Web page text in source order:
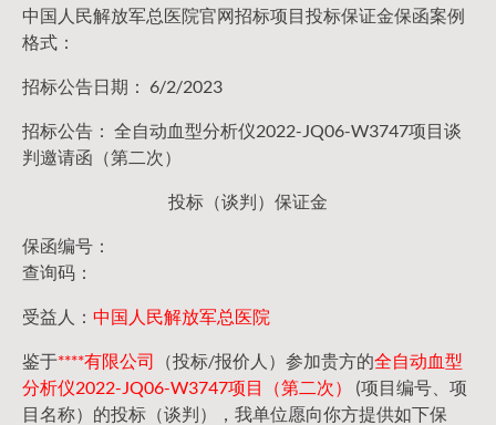
中国人民解放军总医院官网招标项目投标保证金保函案例
格式：
招标公告日期： 6/2/2023
招标公告： 全自动血型分析仪2022-JQ06-W3747项目谈
判邀请函（第二次）
投标（谈判）保证金
保函编号：
查询码：
受益人： 中国人民解放军总医院
鉴于****有限公司 （投标/报价人）参加贵方的全自动血型
分析仪2022-JQ06-W3747项目（第二次）
(项目编号、项
目名称）的投标（谈判），我单位愿向你方提供如下保